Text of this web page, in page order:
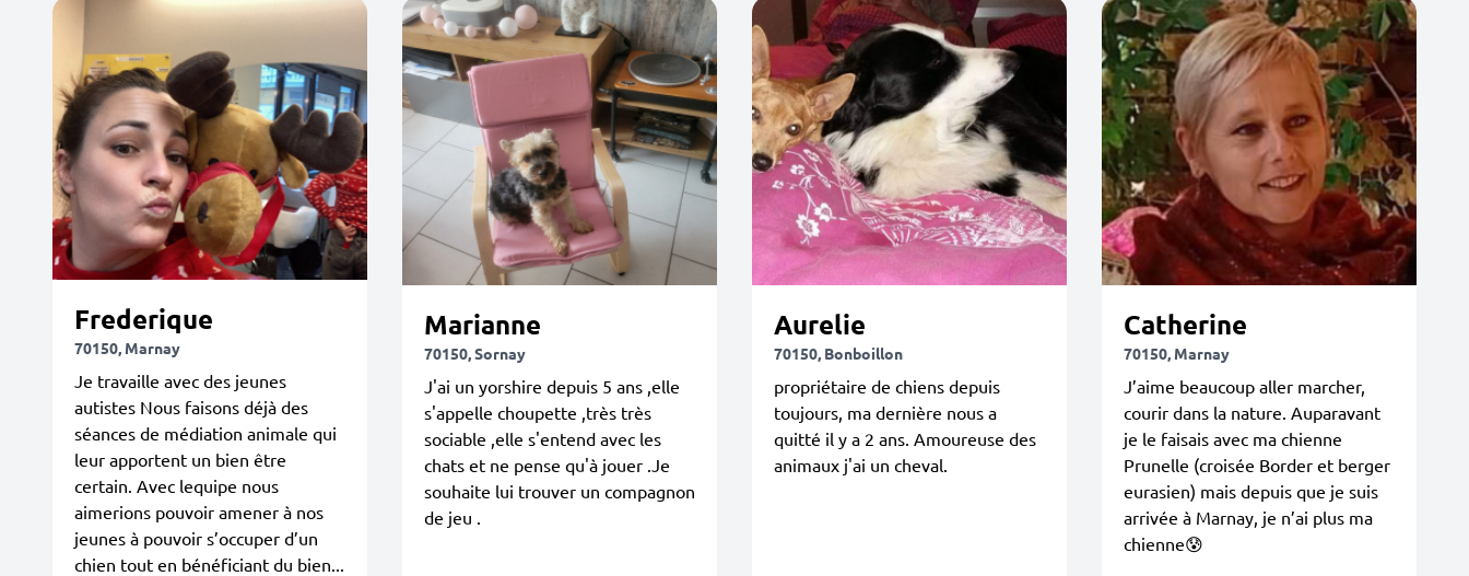
Frederique
70150, Marnay
Je travaille avec des jeunes
autistes Nous faisons déjà des
séances de médiation animale qui
leur apportent un bien être
certain. Avec lequipe nous
aimerions pouvoir amener à nos
jeunes à pouvoir s’occuper d’un
chien tout en bénéficiant du bien...
Marianne
70150, Sornay
J'ai un yorshire depuis 5 ans ,elle
s'appelle choupette ,très très
sociable ,elle s'entend avec les
chats et ne pense qu'à jouer .Je
souhaite lui trouver un compagnon
de jeu .
Aurelie
70150, Bonboillon
propriétaire de chiens depuis
toujours, ma dernière nous a
quitté il y a 2 ans. Amoureuse des
animaux j'ai un cheval.
Catherine
70150, Marnay
J’aime beaucoup aller marcher,
courir dans la nature. Auparavant
je le faisais avec ma chienne
Prunelle (croisée Border et berger
eurasien) mais depuis que je suis
arrivée à Marnay, je n’ai plus ma
chienne😰